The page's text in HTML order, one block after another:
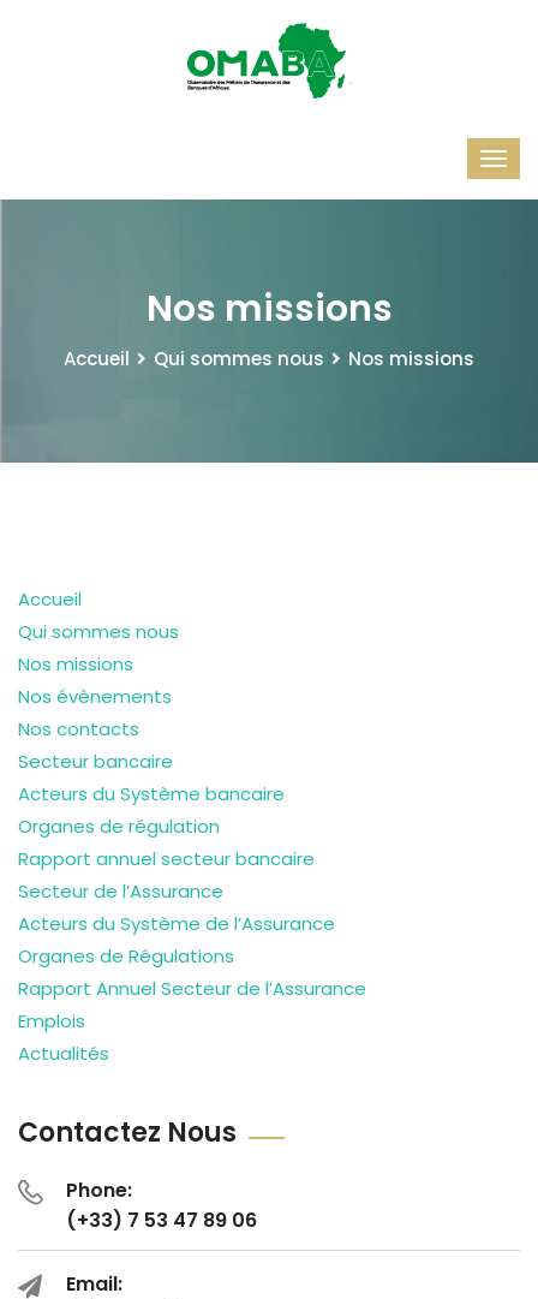
Nos missions
Accueil Qui sommes nous Nos missions
Accueil
Qui sommes nous
Nos missions
Nos évènements
Nos contacts
Secteur bancaire
Acteurs du Système bancaire
Organes de régulation
Rapport annuel secteur bancaire
Secteur de l’Assurance
Acteurs du Système de l’Assurance
Organes de Régulations
Rapport Annuel Secteur de l’Assurance
Emplois
Actualités
Contactez Nous
Phone:
(+33) 7 53 47 89 06
Email: